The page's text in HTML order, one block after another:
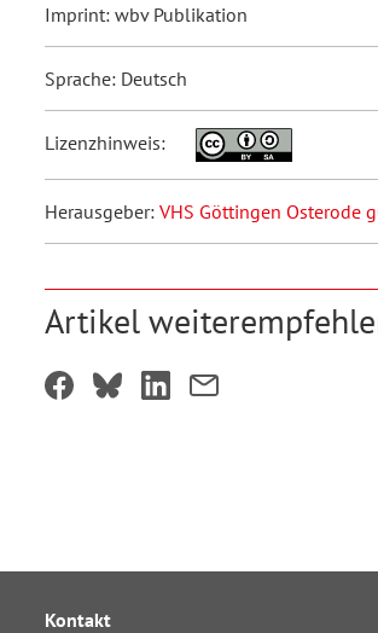
Imprint: wbv Publikation
Sprache: Deutsch
Lizenzhinweis:
Herausgeber: VHS Göttingen Osterode
Artikel
Kontakt